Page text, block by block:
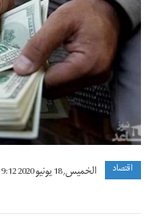
اقتصاد الخميس, 18 يونيو 2020 19:12